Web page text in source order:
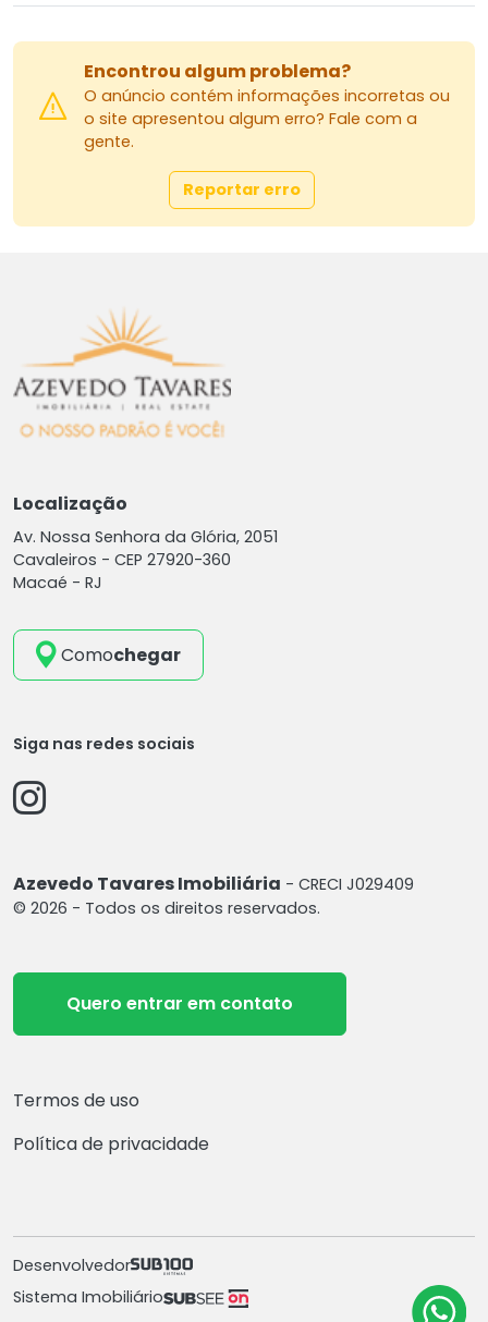
Encontrou algum problema?
O anúncio contém informações incorretas ou
o site apresentou algum erro? Fale com a
gente.
Reportar erro
Localização
Av. Nossa Senhora da Glória, 2051
Cavaleiros - CEP 27920-360
Macaé - RJ
Comochegar
Siga nas redes sociais
Azevedo Tavares Imobiliária - CRECI J029409
© 2026 - Todos os direitos reservados.
Quero entrar em contato
Termos de uso
Política de privacidade
Desenvolvedor
Sistema Imobiliário